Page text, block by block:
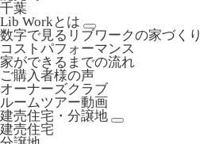
千葉
Lib Workとは
数字で見るリブワークの家づくり
コストパフォーマンス
家ができるまでの流れ
ご購入者様の声
オーナーズクラブ
ルームツアー動画
建売住宅・分譲地
建売住宅